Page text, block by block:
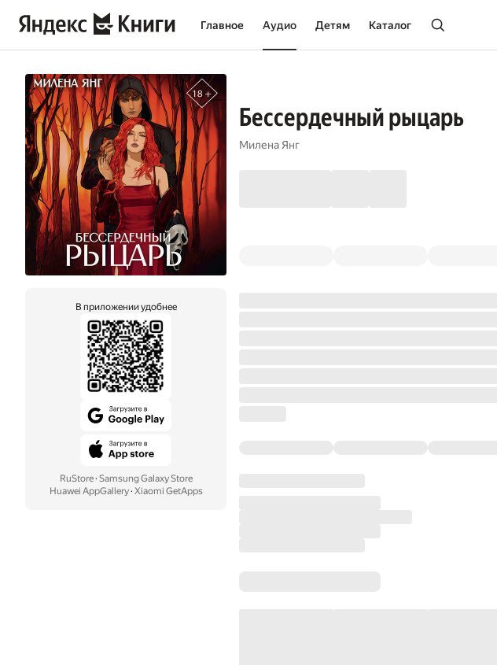
Главное Аудио Детям Каталог
В приложении удобнее
RuStore· Samsung Galaxy Store
Huawei AppGallery· Xiaomi GetApps
Бессердечный рыцарь
Милена Янг